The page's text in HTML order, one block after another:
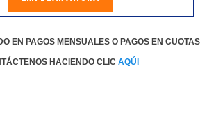
EN PAGOS MENSUALES O PAGOS EN CUOTAS
HACIENDO CLIC AQÚI